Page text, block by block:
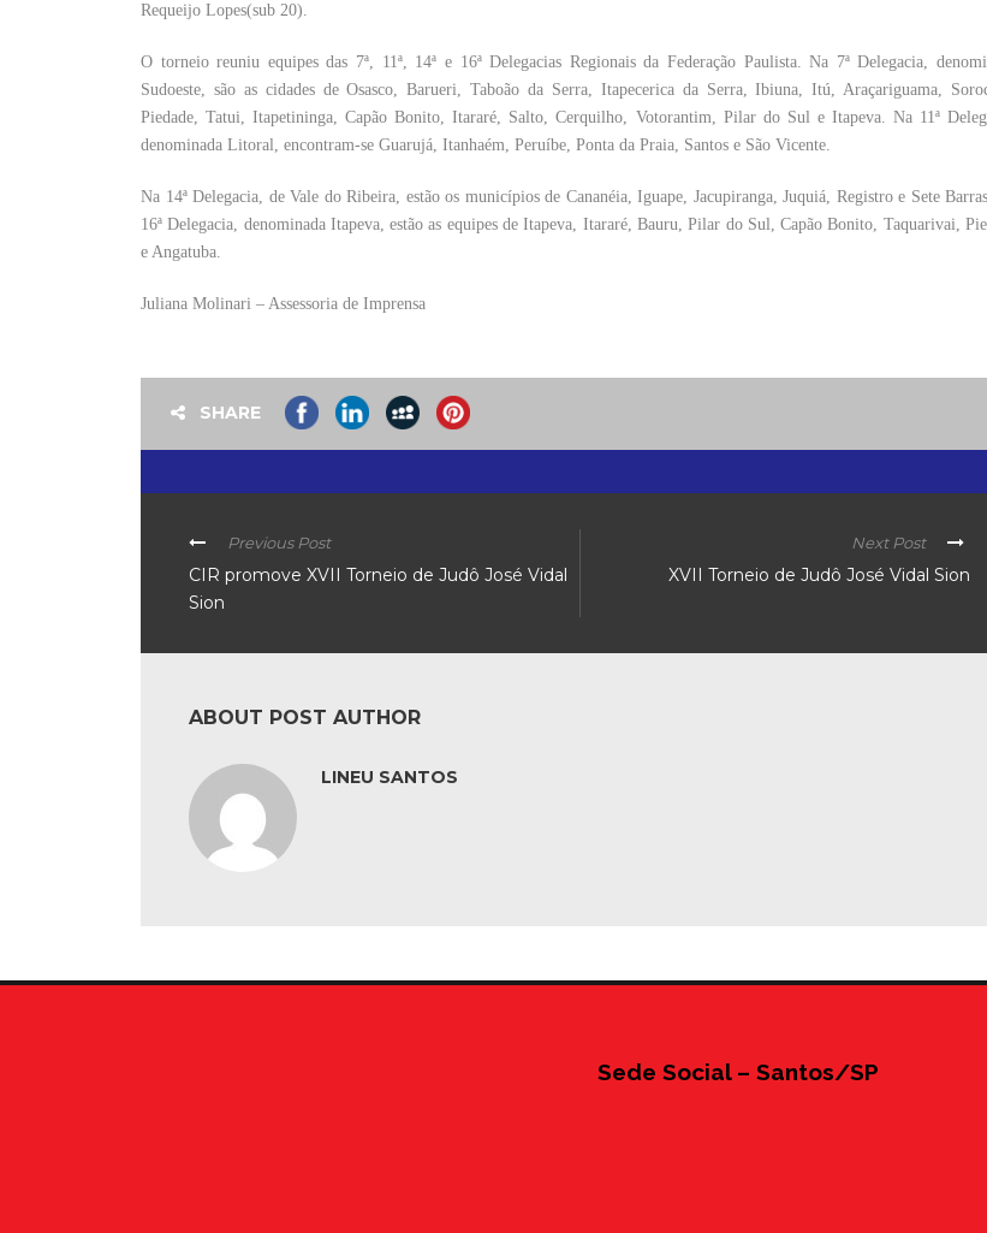
Requeijo Lopes(sub 20).
O torneio reuniu equipes das 7ª, 11ª, 14ª e 16ª Delegacias Regionais da Federação Paulista. Na 7ª Delegacia,
Sudoeste, são as cidades de Osasco, Barueri, Taboão da Serra, Itapecerica da Serra, Ibiuna, Itú, Araçariguama,
Piedade, Tatui, Itapetininga, Capão Bonito, Itararé, Salto, Cerquilho, Votorantim, Pilar do Sul e Itapeva. Na 11ª
denominada Litoral, encontram-se Guarujá, Itanhaém, Peruíbe, Ponta da Praia, Santos e São Vicente.
Na 14ª Delegacia, de Vale do Ribeira, estão os municípios de Cananéia, Iguape, Jacupiranga, Juquiá, Registro e Sete
16ª Delegacia, denominada Itapeva, estão as equipes de Itapeva, Itararé, Bauru, Pilar do Sul, Capão Bonito, Taquarivai,
e Angatuba.
Juliana Molinari – Assessoria de Imprensa
SHARE
Previous Post
CIR promove XVII Torneio de Judô José Vidal
Sion
Next Post
XVII Torneio de Judô José Vidal Sion
ABOUT POST AUTHOR
LINEU SANTOS
Sede Social – Santos/SP